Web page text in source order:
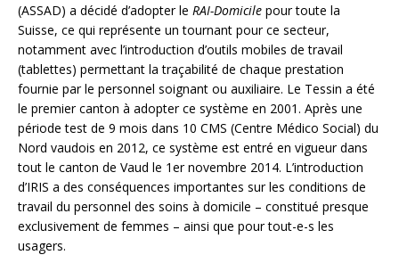
(ASSAD) a décidé d’adopter le RAI-Domicile pour toute la
Suisse, ce qui représente un tournant pour ce secteur,
notamment avec l’introduction d’outils mobiles de travail
(tablettes) permettant la traçabilité de chaque prestation
fournie par le personnel soignant ou auxiliaire. Le Tessin a été
le premier canton à adopter ce système en 2001. Après une
période test de 9 mois dans 10 CMS (Centre Médico Social) du
Nord vaudois en 2012, ce système est entré en vigueur dans
tout le canton de Vaud le 1er novembre 2014. L’introduction
d’IRIS a des conséquences importantes sur les conditions de
travail du personnel des soins à domicile – constitué presque
exclusivement de femmes – ainsi que pour tout-e-s les
usagers.